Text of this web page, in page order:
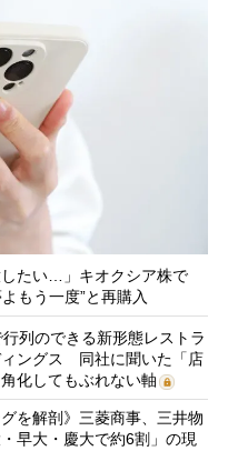
したい…」キオクシア株で
もう一度”と再購入
列のできる新形態レストラ
ィングス 同社に聞いた「店
化してもぶれない軸
を解剖》三菱商事、三井物
早大・慶大で約6割」の現